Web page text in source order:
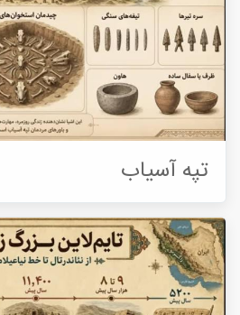
تپه آسیاب